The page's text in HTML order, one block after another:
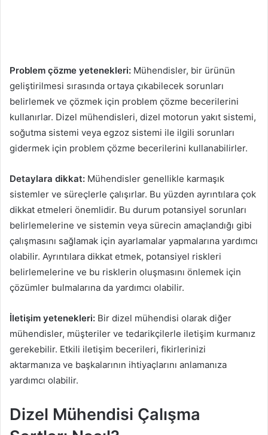
Problem çözme yetenekleri: Mühendisler, bir ürünün
geliştirilmesi sırasında ortaya çıkabilecek sorunları
belirlemek ve çözmek için problem çözme becerilerini
kullanırlar. Dizel mühendisleri, dizel motorun yakıt sistemi,
soğutma sistemi veya egzoz sistemi ile ilgili sorunları
gidermek için problem çözme becerilerini kullanabilirler.
Detaylara dikkat: Mühendisler genellikle karmaşık
sistemler ve süreçlerle çalışırlar. Bu yüzden ayrıntılara çok
dikkat etmeleri önemlidir. Bu durum potansiyel sorunları
belirlemelerine ve sistemin veya sürecin amaçlandığı gibi
çalışmasını sağlamak için ayarlamalar yapmalarına yardımcı
olabilir. Ayrıntılara dikkat etmek, potansiyel riskleri
belirlemelerine ve bu risklerin oluşmasını önlemek için
çözümler bulmalarına da yardımcı olabilir.
İletişim yetenekleri: Bir dizel mühendisi olarak diğer
mühendisler, müşteriler ve tedarikçilerle iletişim kurmanız
gerekebilir. Etkili iletişim becerileri, fikirlerinizi
aktarmanıza ve başkalarının ihtiyaçlarını anlamanıza
yardımcı olabilir.
Dizel Mühendisi Çalışma